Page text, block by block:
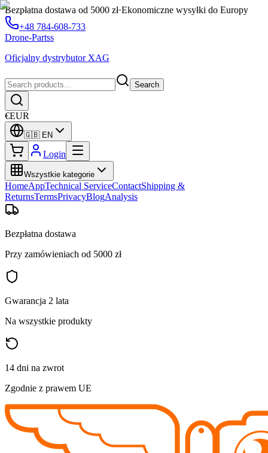
Bezpłatna dostawa od 5000 zł·Ekonomiczne wysyłki do Europy
+48 784-608-733
Drone-Partss
Oficjalny dystrybutor XAG
Search
€EUR
🇬🇧 EN
Login
Wszystkie kategorie
HomeAppTechnical ServiceContactShipping &
ReturnsTermsPrivacyBlogAnalysis
Bezpłatna dostawa
Przy zamówieniach od 5000 zł
Gwarancja 2 lata
Na wszystkie produkty
14 dni na zwrot
Zgodnie z prawem UE